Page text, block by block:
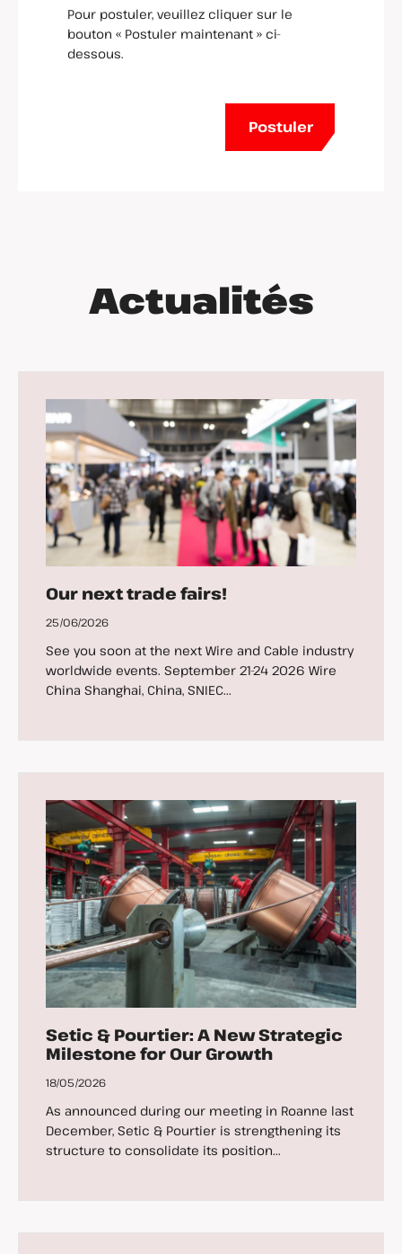
Pour postuler, veuillez cliquer sur le
bouton « Postuler maintenant » ci-
dessous.
Postuler
Actualités
Our next trade fairs!
25/06/2026
See you soon at the next Wire and Cable industry
worldwide events. September 21-24 2026 Wire
China Shanghai, China, SNIEC...
Setic & Pourtier: A New Strategic
Milestone for Our Growth
18/05/2026
As announced during our meeting in Roanne last
December, Setic & Pourtier is strengthening its
structure to consolidate its position...